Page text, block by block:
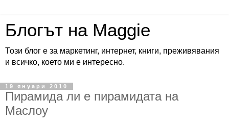
Блогът на Maggie
Този блог е за маркетинг, интернет, книги, преживявания
и всичко, което ми е интересно.
19 януари 2010
Пирамида ли е пирамидата на
Маслоу